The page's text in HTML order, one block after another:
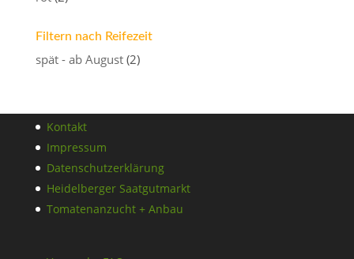
Filtern nach Reifezeit
spät - ab August (2)
Kontakt
Impressum
Datenschutzerklärung
Heidelberger Saatgutmarkt
Tomatenanzucht + Anbau